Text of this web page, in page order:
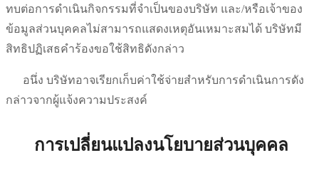
ทบต่อการดำเนินกิจกรรมที่จำเป็นของบริษัท และ/หรือเจ้าของ
ข้อมูลส่วนบุคคลไม่สามารถแสดงเหตุอันเหมาะสมได้ บริษัทมี
สิทธิปฏิเสธคำร้องขอใช้สิทธิดังกล่าว
อนึ่ง บริษัทอาจเรียกเก็บค่าใช้จ่ายสำหรับการดำเนินการดัง
กล่าวจากผู้แจ้งความประสงค์
การเปลี่ยนแปลงนโยบายส่วนบุคคล